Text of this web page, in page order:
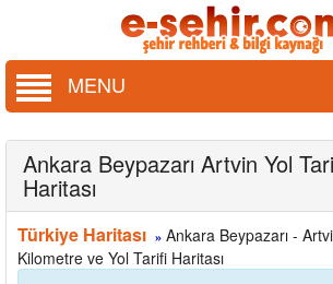
MENU
Ankara Beypazarı Artvin Yol
Haritası
Türkiye Haritası » Ankara Beypazarı -
Kilometre ve Yol Tarifi Haritası